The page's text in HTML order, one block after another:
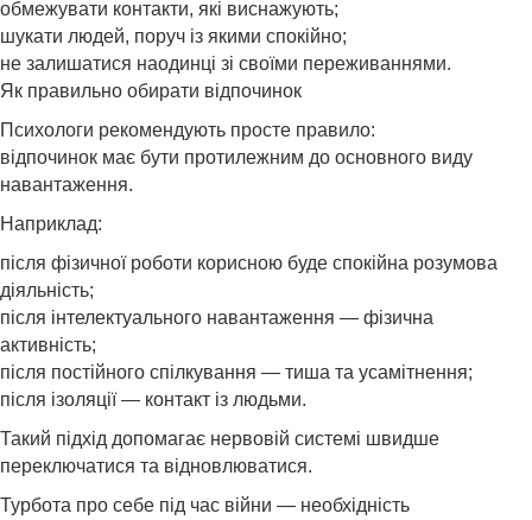
обмежувати контакти, які виснажують;
шукати людей, поруч із якими спокійно;
не залишатися наодинці зі своїми переживаннями.
Як правильно обирати відпочинок
Психологи рекомендують просте правило:
відпочинок має бути протилежним до основного виду
навантаження.
Наприклад:
після фізичної роботи корисною буде спокійна розумова
діяльність;
після інтелектуального навантаження — фізична
активність;
після постійного спілкування — тиша та усамітнення;
після ізоляції — контакт із людьми.
Такий підхід допомагає нервовій системі швидше
переключатися та відновлюватися.
Турбота про себе під час війни — необхідність